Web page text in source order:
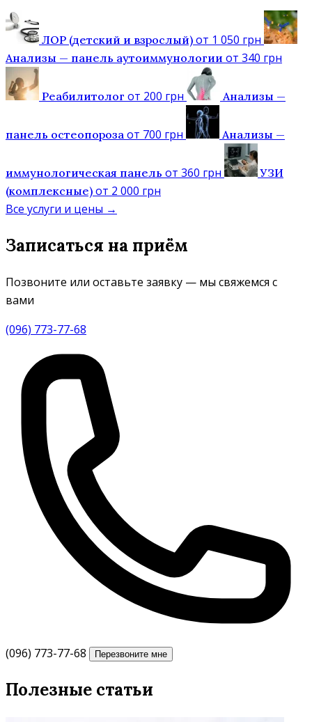
время и наткнуться на грубость. Мы не работаем по
принципу получения максимальной прибыли, а
стремимся сохранить лояльные цены. В этом вы
можете убедиться, ознакомившись с ценами на наши
услуги в
соответствующем разделе сайта.
ЛОР (детский и взрослый) от 1 050 грн
Анализы — панель аутоиммунологии от 340 грн
Реабилитолог от 200 грн Анализы —
панель остеопороза от 700 грн Анализы —
иммунологическая панель от 360 грн
УЗИ
(комплексные) от 2 000 грн
Все услуги и цены →
Записаться на приём
Позвоните или оставьте заявку — мы свяжемся с
вами
(096) 773-77-68
(096) 773-77-68 Перезвоните мне
Полезные статьи